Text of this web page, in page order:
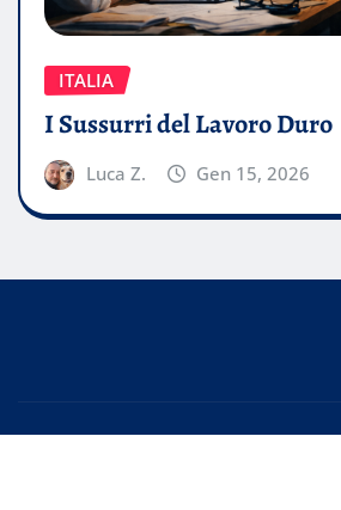
ITALIA
I Sussurri del Lavoro Duro
Luca Z. Gen 15, 2026